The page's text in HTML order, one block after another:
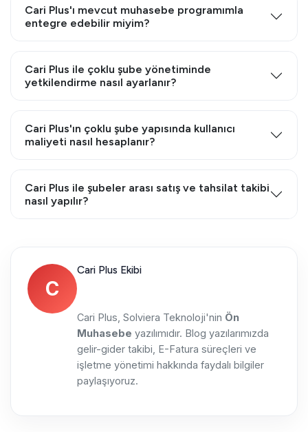
Cari Plus'ı mevcut muhasebe programımla
entegre edebilir miyim?
Cari Plus ile çoklu şube yönetiminde
yetkilendirme nasıl ayarlanır?
Cari Plus'ın çoklu şube yapısında kullanıcı
maliyeti nasıl hesaplanır?
Cari Plus ile şubeler arası satış ve tahsilat takibi
nasıl yapılır?
C
Cari Plus Ekibi
Cari Plus, Solviera Teknoloji'nin Ön
Muhasebe yazılımıdır. Blog yazılarımızda
gelir-gider takibi, E-Fatura süreçleri ve
işletme yönetimi hakkında faydalı bilgiler
paylaşıyoruz.